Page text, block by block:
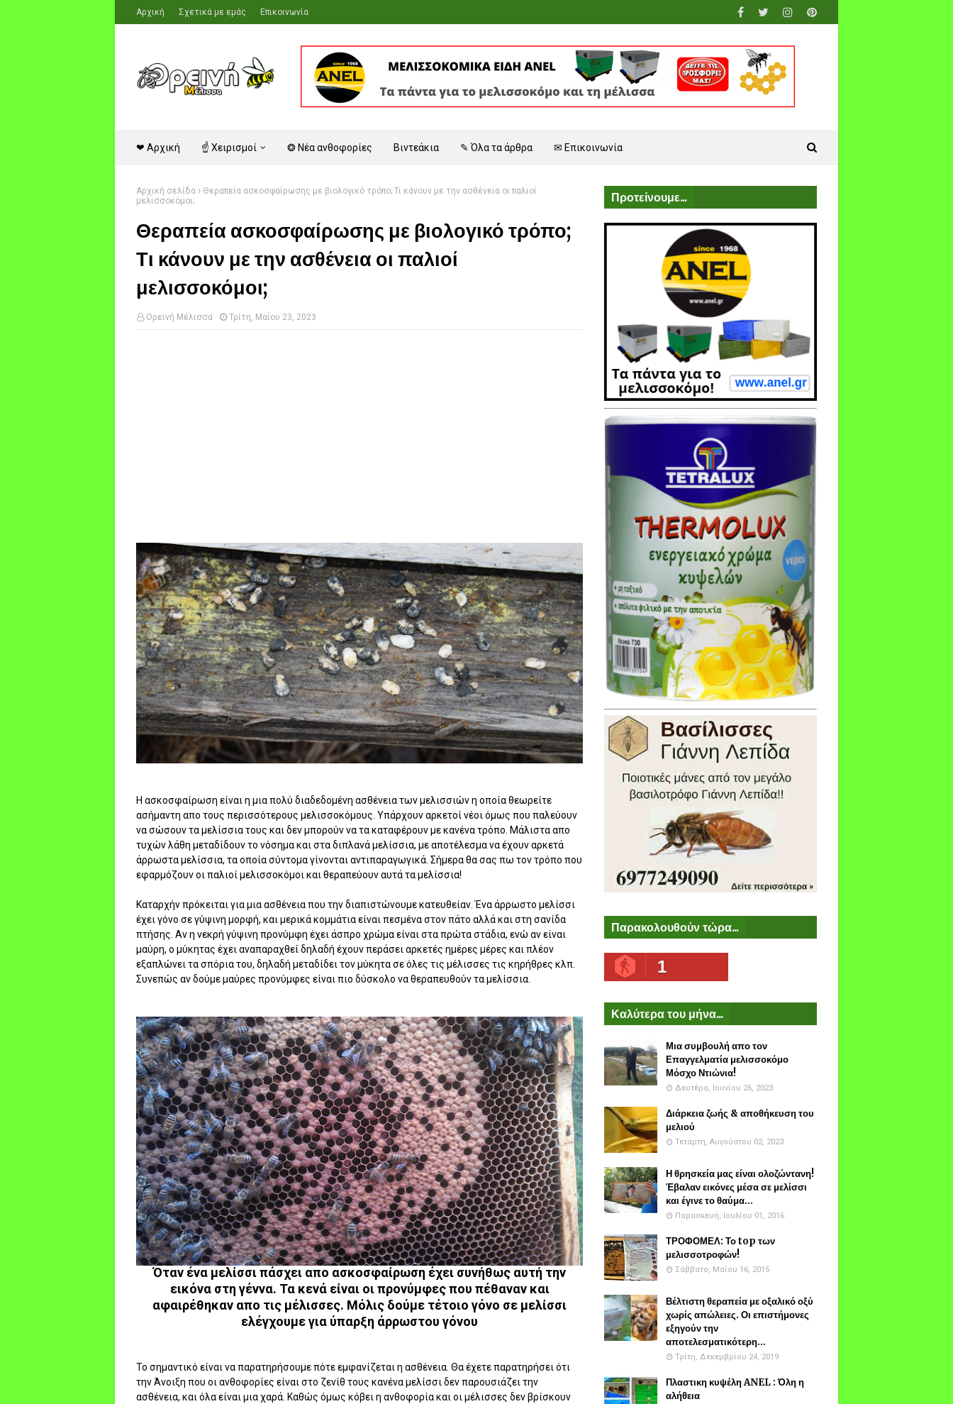
Αρχική Σχετικά με εμάς Επικοινωνία
❤ Αρχική ☝ Χειρισμοί ❂ Νέα ανθοφορίες Βιντεάκια ✎ Όλα τα άρθρα ✉ Επικοινωνία
Αρχική σελίδα
Θεραπεία ασκοσφαίρωσης με βιολογικό τρόπο; Τι κάνουν με την ασθένεια οι παλιοί
μελισσοκόμοι;
Θεραπεία ασκοσφαίρωσης με βιολογικό τρόπο;
Τι κάνουν με την ασθένεια οι παλιοί
μελισσοκόμοι;
Ορεινή Μέλισσα Τρίτη, Μαΐου 23, 2023
Η ασκοσφαίρωση είναι η μια πολύ διαδεδομένη ασθένεια των μελισσιών η οποία θεωρείτε
ασήμαντη απο τους περισσότερους μελισσοκόμους. Υπάρχουν αρκετοί νέοι όμως που παλεύουν
να σώσουν τα μελίσσια τους και δεν μπορούν να τα καταφέρουν με κανένα τρόπο. Μάλιστα απο
τυχών λάθη μεταδίδουν το νόσημα και στα διπλανά μελίσσια, με αποτέλεσμα να έχουν αρκετά
άρρωστα μελίσσια, τα οποία σύντομα γίνονται αντιπαραγωγικά. Σήμερα θα σας πω τον τρόπο που
εφαρμόζουν οι παλιοί μελισσοκόμοι και θεραπεύουν αυτά τα μελίσσια!
Καταρχήν πρόκειται για μια ασθένεια που την διαπιστώνουμε κατευθείαν. Ένα άρρωστο μελίσσι
έχει γόνο σε γύψινη μορφή, και μερικά κομμάτια είναι πεσμένα στον πάτο αλλά και στη σανίδα
πτήσης. Αν η νεκρή γύψινη προνύμφη έχει άσπρο χρώμα είναι στα πρώτα στάδια, ενώ αν είναι
μαύρη, ο μύκητας έχει αναπαραχθεί δηλαδή έχουν περάσει αρκετές ημέρες μέρες και πλέον
εξαπλώνει τα σπόρια του, δηλαδή μεταδίδει τον μύκητα σε όλες τις μέλισσες τις κηρήθρες κλπ.
Συνεπώς αν δούμε μαύρες προνύμφες είναι πιο δύσκολο να θεραπευθούν τα μελίσσια.
Όταν ένα μελίσσι πάσχει απο ασκοσφαίρωση έχει συνήθως αυτή την
εικόνα στη γέννα. Τα κενά είναι οι προνύμφες που πέθαναν και
αφαιρέθηκαν απο τις μέλισσες. Μόλις δούμε τέτοιο γόνο σε μελίσσι
ελέγχουμε για ύπαρξη άρρωστου γόνου
Το σημαντικό είναι να παρατηρήσουμε πότε εμφανίζεται η ασθένεια. Θα έχετε παρατηρήσει ότι
την Άνοιξη που οι ανθοφορίες είναι στο ζενίθ τους κανένα μελίσσι δεν παρουσιάζει την
ασθένεια, και όλα είναι μια χαρά. Καθώς όμως κόβει η ανθοφορία και οι μέλισσες δεν βρίσκουν
Προτείνουμε...
Παρακολουθούν τώρα...
1
Καλύτερα του μήνα...
Μια συμβουλή απο τον
Επαγγελματία μελισσοκόμο
Μόσχο Ντιώνια!
Δευτέρα, Ιουνίου 26, 2023
Διάρκεια ζωής & αποθήκευση του
μελιού
Τετάρτη, Αυγούστου 02, 2023
Η θρησκεία μας είναι ολοζώντανη!
Έβαλαν εικόνες μέσα σε μελίσσι
και έγινε το θαύμα...
Παρασκευή, Ιουλίου 01, 2016
ΤΡΟΦΟΜΕΛ: Το top των
μελισσοτροφών!
Σάββατο, Μαΐου 16, 2015
Βέλτιστη θεραπεία με οξαλικό οξύ
χωρίς απώλειες. Οι επιστήμονες
εξηγούν την
αποτελεσματικότερη...
Τρίτη, Δεκεμβρίου 24, 2019
Πλαστικη κυψέλη ANEL : Όλη η
αλήθεια